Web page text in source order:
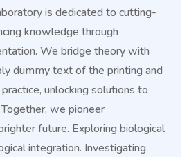
is dedicated to cutting-
knowledge through
We bridge theory with
dummy text of the printing and
unlocking solutions to
we pioneer
future. Exploring biological
integration. Investigating